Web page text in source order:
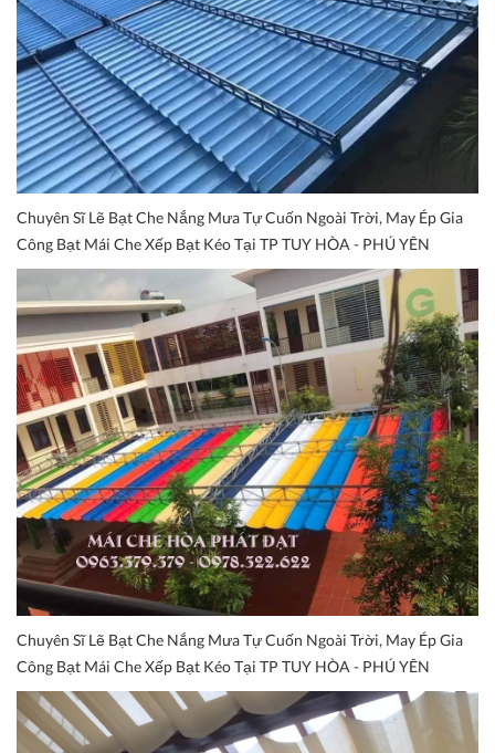
Chuyên Sĩ Lẽ Bạt Che Nắng Mưa Tự Cuốn Ngoài Trời, May Ép Gia
Công Bạt Mái Che Xếp Bạt Kéo Tại TP TUY HÒA - PHÚ YÊN
Chuyên Sĩ Lẽ Bạt Che Nắng Mưa Tự Cuốn Ngoài Trời, May Ép Gia
Công Bạt Mái Che Xếp Bạt Kéo Tại TP TUY HÒA - PHÚ YÊN